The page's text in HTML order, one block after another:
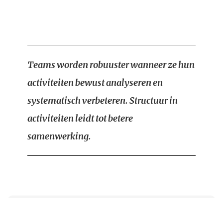
Teams worden robuuster wanneer ze hun
activiteiten bewust analyseren en
systematisch verbeteren. Structuur in
activiteiten leidt tot betere
samenwerking.